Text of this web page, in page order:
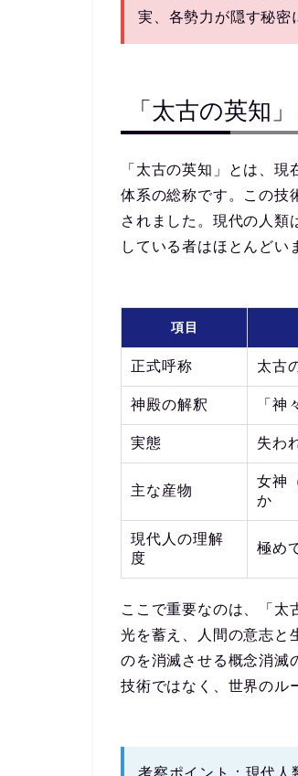
実、各勢力が隠す秘密
「太古の英知
「太古の英知」とは、
体系の総称です。この技
されました。現代の人類
している者はほとんどい
項目
正式呼称 太古
神殿の解釈 「神
実態 失わ
主な産物
女神
か
現代人の理解
度
極め
ここで重要なのは、「太
光を蓄え、人間の意志と
のを消滅させる概念消滅
技術ではなく、 世界のル